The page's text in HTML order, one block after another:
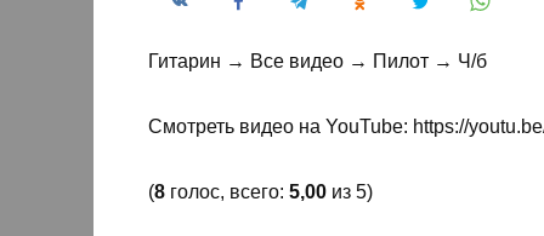
Гитарин → Все видео → Пилот → Ч/б
Смотреть видео на YouTube: https://
(8 голос, всего: 5,00 из 5)